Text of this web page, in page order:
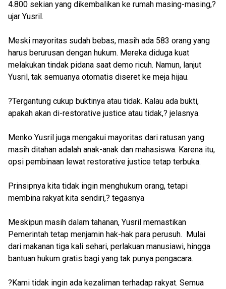
4.800 sekian yang dikembalikan ke rumah masing-masing,?
ujar Yusril.
Meski mayoritas sudah bebas, masih ada 583 orang yang
harus berurusan dengan hukum. Mereka diduga kuat
melakukan tindak pidana saat demo ricuh. Namun, lanjut
Yusril, tak semuanya otomatis diseret ke meja hijau.
?Tergantung cukup buktinya atau tidak. Kalau ada bukti,
apakah akan di-restorative justice atau tidak,? jelasnya.
Menko Yusril juga mengakui mayoritas dari ratusan yang
masih ditahan adalah anak-anak dan mahasiswa. Karena itu,
opsi pembinaan lewat restorative justice tetap terbuka.
Prinsipnya kita tidak ingin menghukum orang, tetapi
membina rakyat kita sendiri,? tegasnya
Meskipun masih dalam tahanan, Yusril memastikan
Pemerintah tetap menjamin hak-hak para perusuh. Mulai
dari makanan tiga kali sehari, perlakuan manusiawi, hingga
bantuan hukum gratis bagi yang tak punya pengacara.
?Kami tidak ingin ada kezaliman terhadap rakyat. Semua